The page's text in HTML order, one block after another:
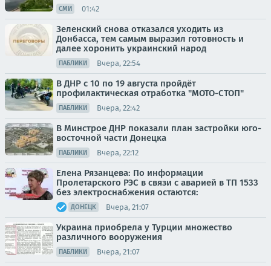
СМИ 01:42
Зеленский снова отказался уходить из
Донбасса, тем самым выразил готовность и
далее хоронить украинский народ
ПАБЛИКИ Вчера, 22:54
В ДНР с 10 по 19 августа пройдёт
профилактическая отработка "МОТО-СТОП"
ПАБЛИКИ Вчера, 22:42
В Минстрое ДНР показали план застройки юго-
восточной части Донецка
ПАБЛИКИ Вчера, 22:12
Елена Рязанцева: По информации
Пролетарского РЭС в связи с аварией в ТП 1533
без электроснабжения остаются:
ДОНЕЦК Вчера, 21:07
Украина приобрела у Турции множество
различного вооружения
ПАБЛИКИ Вчера, 21:07